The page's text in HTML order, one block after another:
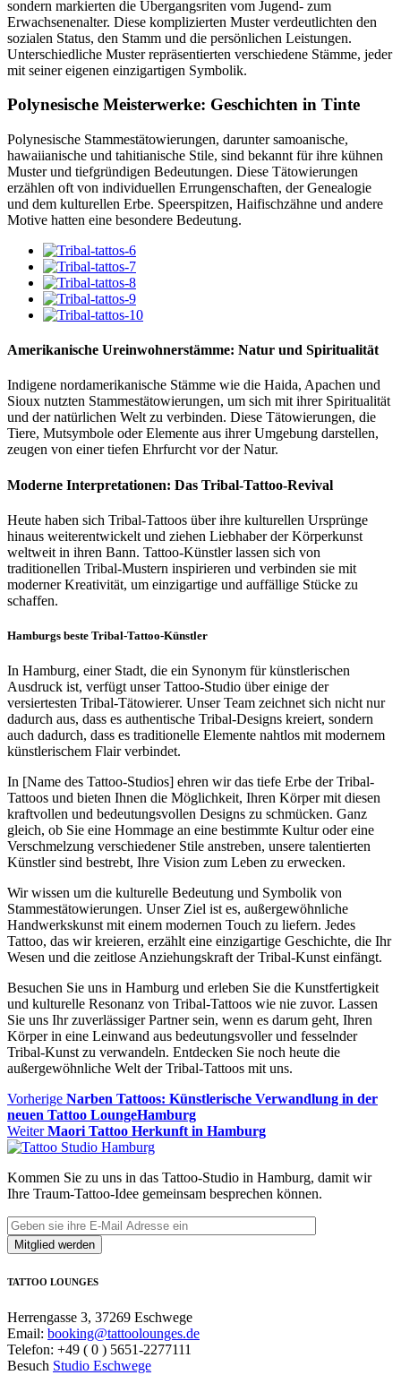
sondern markierten die Übergangsriten vom Jugend- zum
Erwachsenenalter. Diese komplizierten Muster verdeutlichten den
sozialen Status, den Stamm und die persönlichen Leistungen.
Unterschiedliche Muster repräsentierten verschiedene Stämme, jeder
mit seiner eigenen einzigartigen Symbolik.
Polynesische Meisterwerke: Geschichten in Tinte
Polynesische Stammestätowierungen, darunter samoanische,
hawaiianische und tahitianische Stile, sind bekannt für ihre kühnen
Muster und tiefgründigen Bedeutungen. Diese Tätowierungen
erzählen oft von individuellen Errungenschaften, der Genealogie
und dem kulturellen Erbe. Speerspitzen, Haifischzähne und andere
Motive hatten eine besondere Bedeutung.
Amerikanische Ureinwohnerstämme: Natur und Spiritualität
Indigene nordamerikanische Stämme wie die Haida, Apachen und
Sioux nutzten Stammestätowierungen, um sich mit ihrer Spiritualität
und der natürlichen Welt zu verbinden. Diese Tätowierungen, die
Tiere, Mutsymbole oder Elemente aus ihrer Umgebung darstellen,
zeugen von einer tiefen Ehrfurcht vor der Natur.
Moderne Interpretationen: Das Tribal-Tattoo-Revival
Heute haben sich Tribal-Tattoos über ihre kulturellen Ursprünge
hinaus weiterentwickelt und ziehen Liebhaber der Körperkunst
weltweit in ihren Bann. Tattoo-Künstler lassen sich von
traditionellen Tribal-Mustern inspirieren und verbinden sie mit
moderner Kreativität, um einzigartige und auffällige Stücke zu
schaffen.
Hamburgs beste Tribal-Tattoo-Künstler
In Hamburg, einer Stadt, die ein Synonym für künstlerischen
Ausdruck ist, verfügt unser Tattoo-Studio über einige der
versiertesten Tribal-Tätowierer. Unser Team zeichnet sich nicht nur
dadurch aus, dass es authentische Tribal-Designs kreiert, sondern
auch dadurch, dass es traditionelle Elemente nahtlos mit modernem
künstlerischem Flair verbindet.
In [Name des Tattoo-Studios] ehren wir das tiefe Erbe der Tribal-
Tattoos und bieten Ihnen die Möglichkeit, Ihren Körper mit diesen
kraftvollen und bedeutungsvollen Designs zu schmücken. Ganz
gleich, ob Sie eine Hommage an eine bestimmte Kultur oder eine
Verschmelzung verschiedener Stile anstreben, unsere talentierten
Künstler sind bestrebt, Ihre Vision zum Leben zu erwecken.
Wir wissen um die kulturelle Bedeutung und Symbolik von
Stammestätowierungen. Unser Ziel ist es, außergewöhnliche
Handwerkskunst mit einem modernen Touch zu liefern. Jedes
Tattoo, das wir kreieren, erzählt eine einzigartige Geschichte, die Ihr
Wesen und die zeitlose Anziehungskraft der Tribal-Kunst einfängt.
Besuchen Sie uns in Hamburg und erleben Sie die Kunstfertigkeit
und kulturelle Resonanz von Tribal-Tattoos wie nie zuvor. Lassen
Sie uns Ihr zuverlässiger Partner sein, wenn es darum geht, Ihren
Körper in eine Leinwand aus bedeutungsvoller und fesselnder
Tribal-Kunst zu verwandeln. Entdecken Sie noch heute die
außergewöhnliche Welt der Tribal-Tattoos mit uns.
Beitragsnavigation
Vorherige Vorheriger
Beitrag
Narben Tattoos: Künstlerische Verwandlung in der
neuen Tattoo LoungeHamburg
Weiter Nächster
Beitrag:
Maori Tattoo Herkunft in Hamburg
Kommen Sie zu uns in das Tattoo-Studio in Hamburg, damit wir
Ihre Traum-Tattoo-Idee gemeinsam besprechen können.
TATTOO LOUNGES
Herrengasse 3, 37269 Eschwege
Email: booking@tattoolounges.de
Telefon: +49 ( 0 ) 5651-2277111
Besuch Studio Eschwege